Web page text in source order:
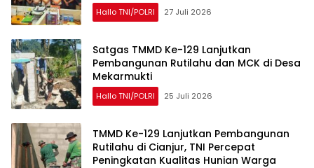
Hallo TNI/POLRI 27 Juli 2026
Satgas TMMD Ke-129 Lanjutkan
Pembangunan Rutilahu dan MCK di Desa
Mekarmukti
Hallo TNI/POLRI 25 Juli 2026
TMMD Ke-129 Lanjutkan Pembangunan
Rutilahu di Cianjur, TNI Percepat
Peningkatan Kualitas Hunian Warga